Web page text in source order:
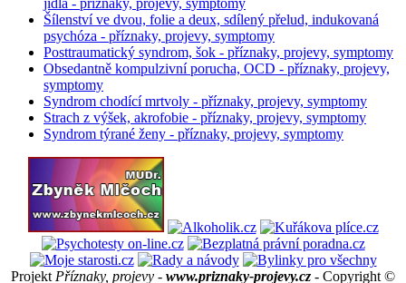
jídla - příznaky, projevy, symptomy
Šílenství ve dvou, folie a deux, sdílený přelud, indukovaná
psychóza - příznaky, projevy, symptomy
Posttraumatický syndrom, šok - příznaky, projevy, symptomy
Obsedantně kompulzivní porucha, OCD - příznaky, projevy,
symptomy
Syndrom chodící mrtvoly - příznaky, projevy, symptomy
Strach z výšek, akrofobie - příznaky, projevy, symptomy
Syndrom týrané ženy - příznaky, projevy, symptomy
Projekt Příznaky, projevy - www.priznaky-projevy.cz - Copyright ©